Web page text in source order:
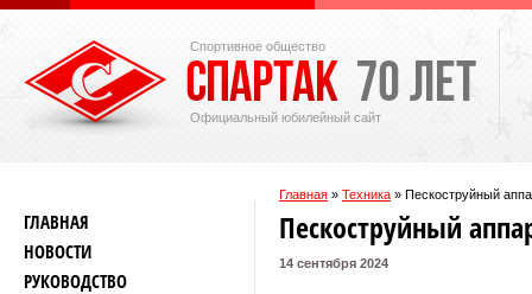
Спортивное общество
Официальный юбилейный сайт
Главная » Техника » Пескоструйный
ГЛАВНАЯ
НОВОСТИ
РУКОВОДСТВО
Пескоструйный
14 сентября 2024